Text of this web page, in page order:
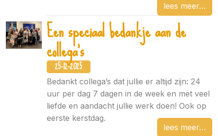
lees meer
Een speciaal bedankje aan de
collega's
25-12-2025
Bedankt collega’s dat jullie er altijd zijn: 24
uur per dag 7 dagen in de week en met veel
liefde en aandacht jullie werk doen! Ook op
eerste kerstdag.
lees meer